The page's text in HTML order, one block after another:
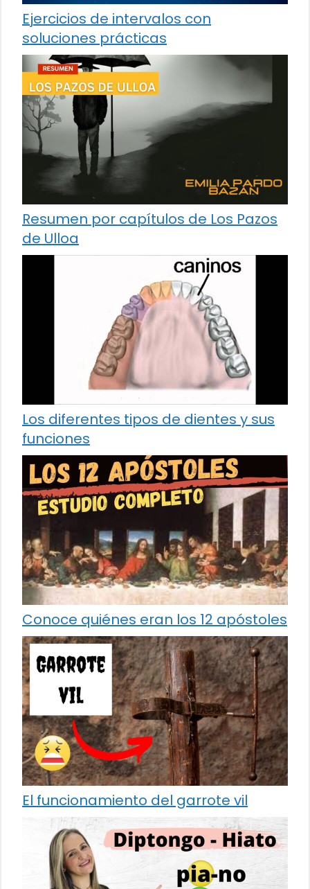
Ejercicios de intervalos con
soluciones prácticas
Resumen por capítulos de Los Pazos
de Ulloa
Los diferentes tipos de dientes y sus
funciones
Conoce quiénes eran los 12 apóstoles
El funcionamiento del garrote vil